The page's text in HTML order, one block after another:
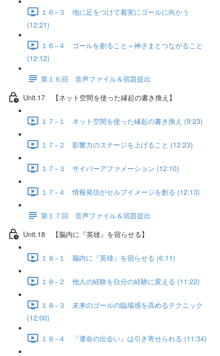
１６−３ 地に足をつけて着実にゴールに向かう
(12:21)
１６−４ ゴールを創ること＝神さまとつながること
(12:12)
第１６回 音声ファイル＆宿題提出
Unit.17 【ネット空間を使った縁起の書き換え】
１７−１ ネット空間を使った縁起の書き換え (9:23)
１７−２ 影響力のステージを上げること (12:23)
１７−３ サイバーアファメーション (12:10)
１７−４ 情報発信がセルフイメージを創る (12:13)
第１７回 音声ファイル＆宿題提出
Unit.18 【脳内に『英雄』を宿らせる】
１８−１ 脳内に『英雄』を宿らせる (6:11)
１８−２ 他人の経験を自分の経験に変える (11:22)
１８−３ 未来のゴールの臨場感を高めるテクニック
(12:00)
１８−４ 『運命の出会い』は引き寄せられる (11:34)